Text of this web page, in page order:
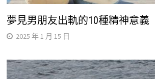
夢見男朋友出軌的10種精神意義
2025 年 1 月 15 日